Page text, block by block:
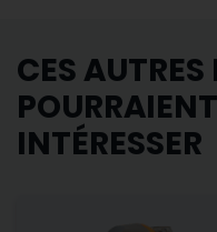
CES
INTÉRESSER